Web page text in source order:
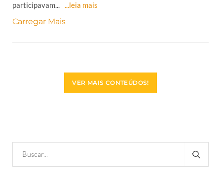
participavam... ...leia mais
Carregar Mais
VER MAIS CONTEÚDOS!